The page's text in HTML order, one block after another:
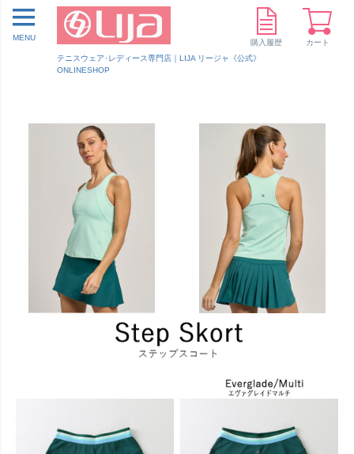
テニスウェア･レディース専門店｜LIJA リージャ《公式》
ONLINESHOP
MENU
購入履歴 カート